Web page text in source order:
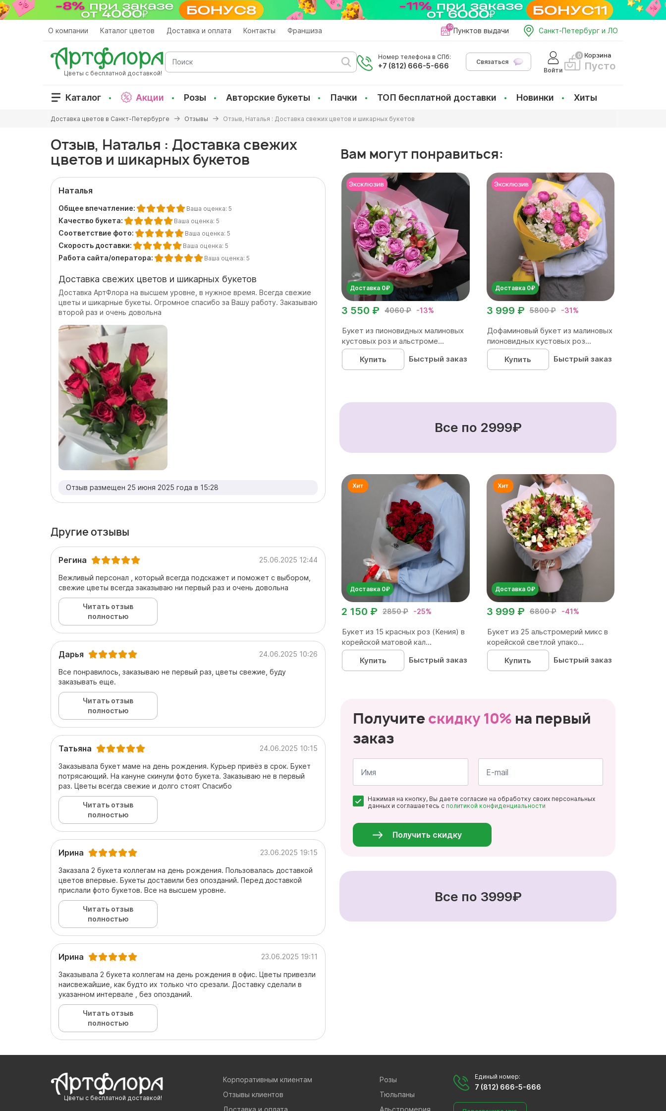
Перейти
к
О компании Каталог цветов Доставка и оплата Контакты Франшиза Пунктов выдачи Санкт-Петербург и ЛО
Цветы с бесплатной доставкой!
Поиск
Номер телефона в СПб:
+7 (812) 666-5-666
Связаться
Войти
Корзина
Пусто
Каталог Акции Розы Авторские букеты Пачки ТОП бесплатной доставки Новинки Хиты
здесь
Доставка цветов в Санкт-Петербурге Отзывы Отзыв, Наталья : Доставка свежих цветов и шикарных букетов
Отзыв, Наталья : Доставка свежих
цветов и шикарных букетов
Наталья
Общее впечатление: Ваша оценка: 5
Качество букета: Ваша оценка: 5
Соответствие фото: Ваша оценка: 5
Скорость доставки: Ваша оценка: 5
Работа сайта/оператора: Ваша оценка: 5
Доставка свежих цветов и шикарных букетов
Доставка АртФлора на высшем уровне, в нужное время. Всегда свежие
цветы и шикарные букеты. Огромное спасибо за Вашу работу. Заказываю
второй раз и очень довольна
Отзыв размещен 25 июня 2025 года в 15:28
Другие отзывы
Регина 25.06.2025 12:44
Вежливый персонал , который всегда подскажет и поможет с выбором,
свежие цветы всегда заказываю ни первый раз и очень довольна
Читать отзыв
полностью
Дарья 24.06.2025 10:26
Все понравилось, заказываю не первый раз, цветы свежие, буду
заказывать еще.
Читать отзыв
полностью
Татьяна 24.06.2025 10:15
Заказывала букет маме на день рождения. Курьер привёз в срок. Букет
потрясающий. На кануне скинули фото букета. Заказываю не в первый
раз. Цветы всегда свежие и долго стоят Спасибо
Читать отзыв
полностью
Ирина 23.06.2025 19:15
Заказала 2 букета коллегам на день рождения. Пользовалась доставкой
цветов впервые. Букеты доставили без опозданий. Перед доставкой
прислали фото букетов. Все на высшем уровне.
Читать отзыв
полностью
Ирина 23.06.2025 19:11
Заказывала 2 букета коллегам на день рождения в офис. Цветы привезли
наисвежайшие, как будто их только что срезали. Доставку сделали в
указанном интервале , без опозданий.
Читать отзыв
полностью
Вам могут понравиться:
Доставка 0₽
4060 ₽ -13%
3 550 ₽
Букет из пионовидных малиновых
кустовых роз и альстроме...
Купить
Быстрый заказ
Доставка 0₽
5800 ₽ -31%
3 999 ₽
Дофаминовый букет из малиновых
пионовидных кустовых роз...
Купить
Быстрый заказ
Все по 2999₽
Доставка 0₽
2850 ₽ -25%
2 150 ₽
Букет из 15 красных роз (Кения) в
корейской матовой кал...
Купить
Быстрый заказ
Доставка 0₽
6800 ₽ -41%
3 999 ₽
Букет из 25 альстромерий микс в
корейской светлой упако...
Купить
Быстрый заказ
Получитескидку 10% на первый
заказ
*
*
Нажимая на кнопку, Вы даете согласие на обработку своих персональных
данных и соглашаетесь с политикой конфиденциальности
Получить скидку
Все по 3999₽
Цветы с бесплатной доставкой!
Корпоративным клиентам
Отзывы клиентов
Розы
Тюльпаны
Единый номер:
7 (812) 666-5-666